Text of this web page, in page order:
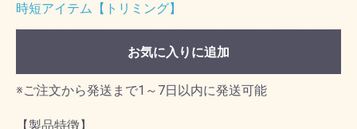
時短アイテム【トリミング】
お気に入りに追加
※ご注文から発送まで1～7日以内に発送可能
【製品特徴】